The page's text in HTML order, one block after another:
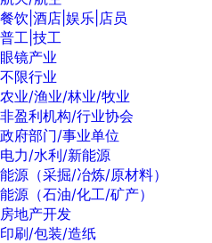
餐饮|酒店|娱乐|店员
普工|技工
眼镜产业
不限行业
农业/渔业/林业/牧业
非盈利机构/行业协会
政府部门/事业单位
电力/水利/新能源
能源（采掘/冶炼/原材料）
能源（石油/化工/矿产）
房地产开发
印刷/包装/造纸